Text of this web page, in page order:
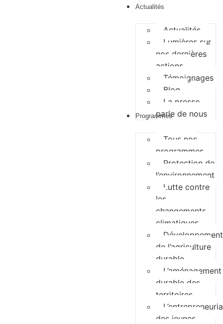
Actualités
Actualités
Lumières sur
nos dernières
actions
Témoignages
Blog
La presse
parle de nous
Programmes
Tous nos
programmes
Protection de
l’environnement
Lutte contre
les
changements
climatiques
Développement
de l’agriculture
durable
L’aménagement
durable des
territoires
des jeunes